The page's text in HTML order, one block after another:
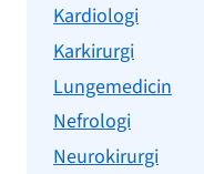
Kardiologi
Karkirurgi
Lungemedicin
Nefrologi
Neurokirurgi